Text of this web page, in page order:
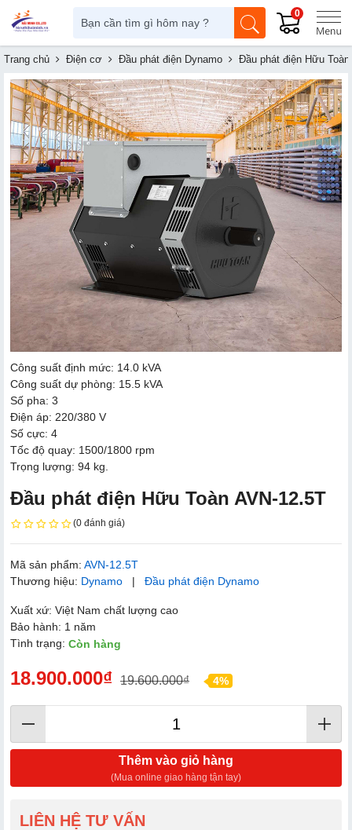
0
Trang chủ Điện cơ Đầu phát điện Dynamo Đầu phát điện Hữu Toàn
Công suất định mức: 14.0 kVA
Công suất dự phòng: 15.5 kVA
Số pha: 3
Điện áp: 220/380 V
Số cực: 4
Tốc độ quay: 1500/1800 rpm
Trọng lượng: 94 kg.
Đầu phát điện Hữu Toàn AVN-12.5T
(0 đánh giá)
Mã sản phẩm: AVN-12.5T
Thương hiệu: Dynamo | Đầu phát điện Dynamo
Xuất xứ: Việt Nam chất lượng cao
Bảo hành: 1 năm
Tình trạng: Còn hàng
18.900.000₫ 19.600.000₫ 4%
Thêm vào giỏ hàng
(Mua online giao hàng tận tay)
LIÊN HỆ TƯ VẤN